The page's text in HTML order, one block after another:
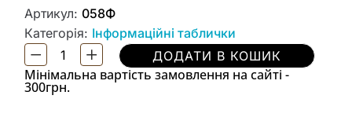
Артикул: 058Ф
Категорія: Інформаційні таблички
ДОДАТИ В КОШИК
Мінімальна вартість замовлення на сайті -
300грн.